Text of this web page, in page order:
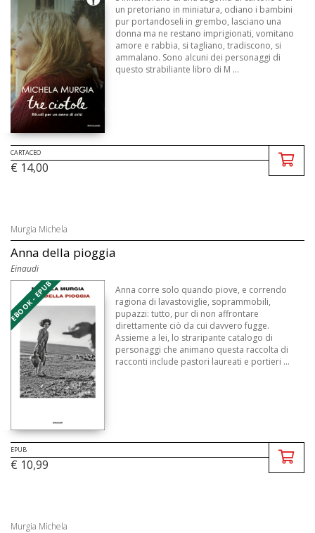
un pretoriano in miniatura, odiano i bambini
pur portandoseli in grembo, lasciano una
donna ma ne restano imprigionati, vomitano
amore e rabbia, si tagliano, tradiscono, si
ammalano. Sono alcuni dei personaggi di
questo strabiliante libro di M ...
CARTACEO
€ 14,00
Murgia Michela
Anna della pioggia
Einaudi
EBOOK - EPUB
Anna corre solo quando piove, e correndo
ragiona di lavastoviglie, soprammobili,
pupazzi: tutto, pur di non affrontare
direttamente ciò da cui davvero fugge.
Assieme a lei, lo straripante catalogo di
personaggi che animano questa raccolta di
racconti include pastori laureati e portieri ...
EPUB
€ 10,99
Murgia Michela